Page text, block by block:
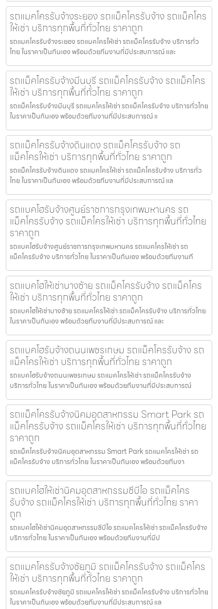
รถแมคโครรับจ้างระยอง รถแม็คโครรับจ้าง รถแม็คโคร
ให้เช่า บริการทุกพื้นที่ทั่วไทย ราคาถูก
รถแมคโครรับจ้างระยอง รถแมคโครให้เช่า รถแม็คโครรับจ้าง บริการทั่ว
ไทย ในราคาเป็นกันเอง พร้อมด้วยทีมงานที่มีประสบการณ์ และ
รถแม็คโครรับจ้างมีนบุรี รถแม็คโครรับจ้าง รถแม็คโคร
ให้เช่า บริการทุกพื้นที่ทั่วไทย ราคาถูก
รถแม็คโครรับจ้างมีนบุรี รถแมคโครให้เช่า รถแม็คโครรับจ้าง บริการทั่วไทย
ในราคาเป็นกันเอง พร้อมด้วยทีมงานที่มีประสบการณ์ แ
รถแม็คโครรับจ้างดินแดง รถแม็คโครรับจ้าง รถ
แม็คโครให้เช่า บริการทุกพื้นที่ทั่วไทย ราคาถูก
รถแม็คโครรับจ้างดินแดง รถแมคโครให้เช่า รถแม็คโครรับจ้าง บริการทั่ว
ไทย ในราคาเป็นกันเอง พร้อมด้วยทีมงานที่มีประสบการณ์ แล
รถแบคโฮรับจ้างศูนย์ราชการกรุงเทพมหานคร รถ
แม็คโครรับจ้าง รถแม็คโครให้เช่า บริการทุกพื้นที่ทั่วไทย
ราคาถูก
รถแบคโฮรับจ้างศูนย์ราชการกรุงเทพมหานคร รถแมคโครให้เช่า รถ
แม็คโครรับจ้าง บริการทั่วไทย ในราคาเป็นกันเอง พร้อมด้วยทีมงานที
รถแบคโฮให้เช่าบางซ้าย รถแม็คโครรับจ้าง รถแม็คโคร
ให้เช่า บริการทุกพื้นที่ทั่วไทย ราคาถูก
รถแบคโฮให้เช่าบางซ้าย รถแมคโครให้เช่า รถแม็คโครรับจ้าง บริการทั่วไทย
ในราคาเป็นกันเอง พร้อมด้วยทีมงานที่มีประสบการณ์ และ
รถแบคโฮรับจ้างถนนเพชรเกษม รถแม็คโครรับจ้าง รถ
แม็คโครให้เช่า บริการทุกพื้นที่ทั่วไทย ราคาถูก
รถแบคโฮรับจ้างถนนเพชรเกษม รถแมคโครให้เช่า รถแม็คโครรับจ้าง
บริการทั่วไทย ในราคาเป็นกันเอง พร้อมด้วยทีมงานที่มีประสบการณ์
รถแม็คโครรับจ้างนิคมอุตสาหกรรม Smart Park รถ
แม็คโครรับจ้าง รถแม็คโครให้เช่า บริการทุกพื้นที่ทั่วไทย
ราคาถูก
รถแม็คโครรับจ้างนิคมอุตสาหกรรม Smart Park รถแมคโครให้เช่า รถ
แม็คโครรับจ้าง บริการทั่วไทย ในราคาเป็นกันเอง พร้อมด้วยทีมงา
รถแบคโฮให้เช่านิคมอุตสาหกรรมซีบีไอ รถแม็คโคร
รับจ้าง รถแม็คโครให้เช่า บริการทุกพื้นที่ทั่วไทย ราคา
ถูก
รถแบคโฮให้เช่านิคมอุตสาหกรรมซีบีไอ รถแมคโครให้เช่า รถแม็คโครรับจ้าง
บริการทั่วไทย ในราคาเป็นกันเอง พร้อมด้วยทีมงานที่มีป
รถแมคโครรับจ้างชัยภูมิ รถแม็คโครรับจ้าง รถแม็คโคร
ให้เช่า บริการทุกพื้นที่ทั่วไทย ราคาถูก
รถแมคโครรับจ้างชัยภูมิ รถแมคโครให้เช่า รถแม็คโครรับจ้าง บริการทั่วไทย
ในราคาเป็นกันเอง พร้อมด้วยทีมงานที่มีประสบการณ์ แล